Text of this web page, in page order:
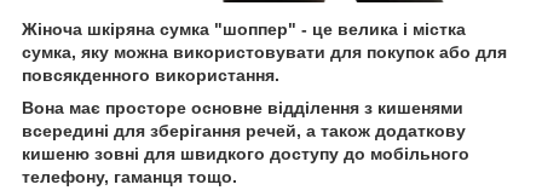
Жіноча шкіряна сумка "шоппер" - це велика і містка
сумка, яку можна використовувати для покупок або для
повсякденного використання.
Вона має просторе основне відділення з кишенями
всередині для зберігання речей, а також додаткову
кишеню зовні для швидкого доступу до мобільного
телефону, гаманця тощо.